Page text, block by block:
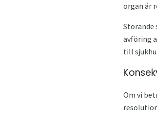
organ är
Störande
avföring
till
Om vi